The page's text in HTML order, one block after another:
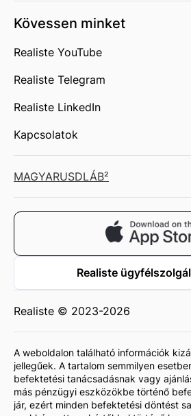
Kövessen minket
Realiste YouTube
Realiste Telegram
Realiste LinkedIn
Kapcsolatok
MAGYARUSDLÁB²
Realiste
Realiste © 2023-2026
A weboldalon található információk
jellegűek. A tartalom semmilyen
befektetési tanácsadásnak vagy
más pénzügyi eszközökbe történő
jár, ezért minden befektetési döntést